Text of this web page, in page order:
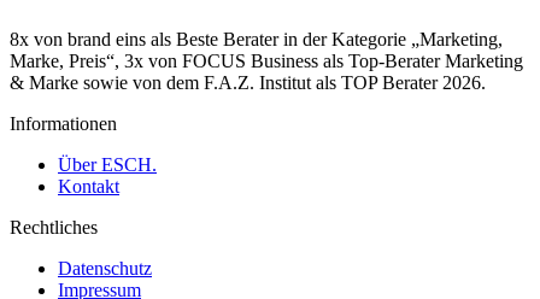
8x von brand eins als Beste Berater in der Kategorie „Marketing,
Marke, Preis“, 3x von FOCUS Business als Top-Berater Marketing
& Marke sowie von dem F.A.Z. Institut als TOP Berater 2026.
Informationen
Über ESCH.
Kontakt
Rechtliches
Datenschutz
Impressum